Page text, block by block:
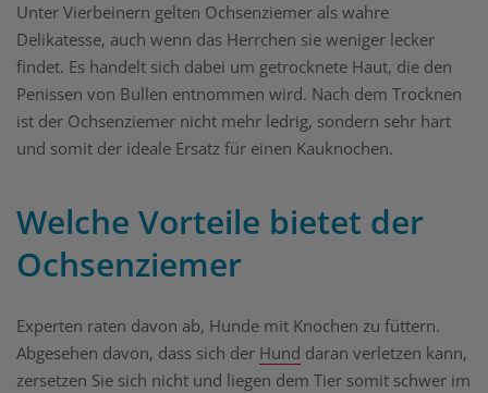
Unter Vierbeinern gelten Ochsenziemer als wahre
Delikatesse, auch wenn das Herrchen sie weniger lecker
findet. Es handelt sich dabei um getrocknete Haut, die den
Penissen von Bullen entnommen wird. Nach dem Trocknen
ist der Ochsenziemer nicht mehr ledrig, sondern sehr hart
und somit der ideale Ersatz für einen Kauknochen.
Welche Vorteile bietet der
Ochsenziemer
Experten raten davon ab, Hunde mit Knochen zu füttern.
Abgesehen davon, dass sich der Hund daran verletzen kann,
zersetzen Sie sich nicht und liegen dem Tier somit schwer im